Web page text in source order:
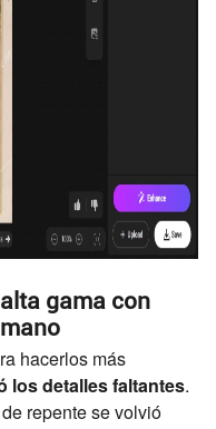
gama con
hacerlos más
los detalles faltantes.
repente se volvió